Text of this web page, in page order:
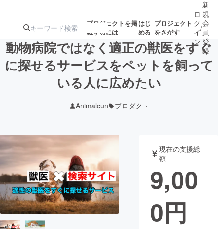
プロジェクトを掲
載するには
はじ
める
プロジェクト
をさがす
注目のリ 注目の新着プロ募集終了が近いプ
テクノロジー・ガジェット
映像・映画 書籍・雑誌
ビジネス・起業 チャレンジ
ロ
グ
イ
ン
/
新
規
会
員
登
録
動物病院ではなく適正の獣医をすぐ
に探せるサービスをペットを飼って
いる人に広めたい
Animalcun プロダクト
現在の支援総
額
9,00
0円